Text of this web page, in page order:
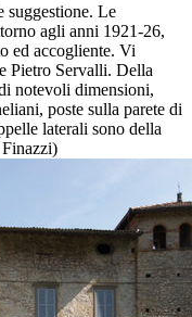
suggestione. Le
agli anni 1921-26,
ed accogliente. Vi
Pietro Servalli. Della
notevoli dimensioni,
poste sulla parete di
laterali sono della